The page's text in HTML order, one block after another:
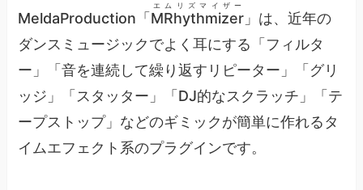
MeldaProduction「 MRhythmizer
エムリズマイザー
」は、近年の
ダンスミュージックでよく耳にする「フィルタ
ー」「音を連続して繰り返すリピーター」「グリ
ッジ」「スタッター」「DJ的なスクラッチ」「テ
ープストップ」などのギミックが簡単に作れるタ
イムエフェクト系のプラグインです。